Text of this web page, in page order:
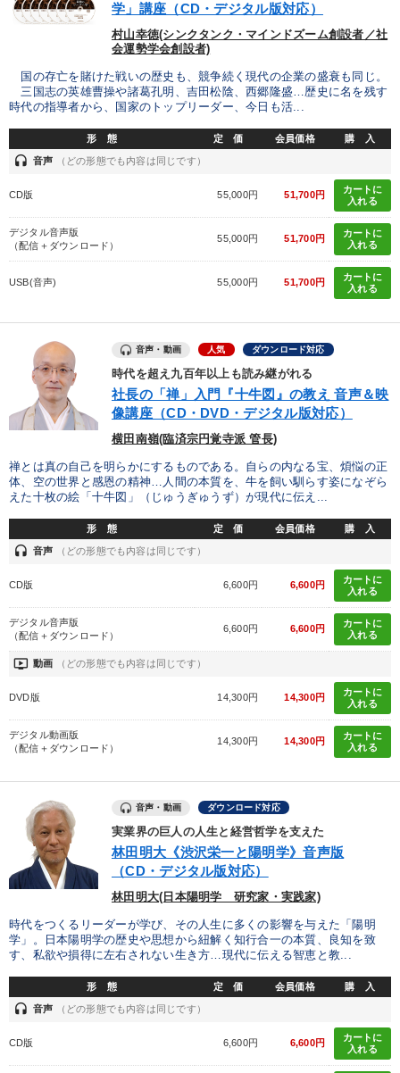
学」講座（CD・デジタル版対応）
村山幸徳(シンクタンク・マインドズーム創設者／社
会運勢学会創設者)
国の存亡を賭けた戦いの歴史も、競争続く現代の企業の盛衰も同じ。
三国志の英雄曹操や諸葛孔明、吉田松陰、西郷隆盛…歴史に名を残す
時代の指導者から、国家のトップリーダー、今日も活...
形 態 定 価 会員価格 購 入
headset 音声 （どの形態でも内容は同じです）
CD版 55,000円 51,700円
カートに
入れる
デジタル音声版
（配信＋ダウンロード）
55,000円 51,700円
カートに
入れる
USB(音声) 55,000円 51,700円
カートに
入れる
音声・動画 人気 ダウンロード対応
時代を超え九百年以上も読み継がれる
社長の「禅」入門『十牛図』の教え 音声＆映
像講座（CD・DVD・デジタル版対応）
横田南嶺(臨済宗円覚寺派 管長)
禅とは真の自己を明らかにするものである。自らの内なる宝、煩悩の正
体、空の世界と感恩の精神…人間の本質を、牛を飼い馴らす姿になぞら
えた十枚の絵「十牛図」（じゅうぎゅうず）が現代に伝え...
形 態 定 価 会員価格 購 入
headset 音声 （どの形態でも内容は同じです）
CD版 6,600円 6,600円
カートに
入れる
デジタル音声版
（配信＋ダウンロード）
6,600円 6,600円
カートに
入れる
ondemand_video 動画 （どの形態でも内容は同じです）
DVD版 14,300円 14,300円
カートに
入れる
デジタル動画版
（配信＋ダウンロード）
14,300円 14,300円
カートに
入れる
音声・動画 ダウンロード対応
実業界の巨人の人生と経営哲学を支えた
林田明大《渋沢栄一と陽明学》音声版
（CD・デジタル版対応）
林田明大(日本陽明学 研究家・実践家)
時代をつくるリーダーが学び、その人生に多くの影響を与えた「陽明
学」。日本陽明学の歴史や思想から紐解く知行合一の本質、良知を致
す、私欲や損得に左右されない生き方…現代に伝える智恵と教...
形 態 定 価 会員価格 購 入
headset 音声 （どの形態でも内容は同じです）
CD版 6,600円 6,600円
カートに
入れる